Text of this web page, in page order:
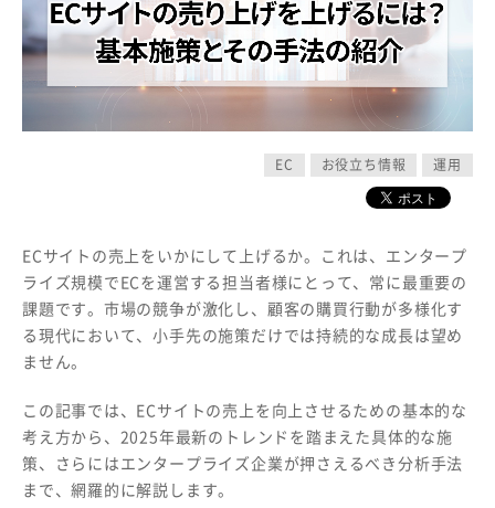
EC お役立ち情報 運用
ECサイトの売上をいかにして上げるか。これは、エンタープ
ライズ規模でECを運営する担当者様にとって、常に最重要の
課題です。市場の競争が激化し、顧客の購買行動が多様化す
る現代において、小手先の施策だけでは持続的な成長は望め
ません。
この記事では、ECサイトの売上を向上させるための基本的な
考え方から、2025年最新のトレンドを踏まえた具体的な施
策、さらにはエンタープライズ企業が押さえるべき分析手法
まで、網羅的に解説します。